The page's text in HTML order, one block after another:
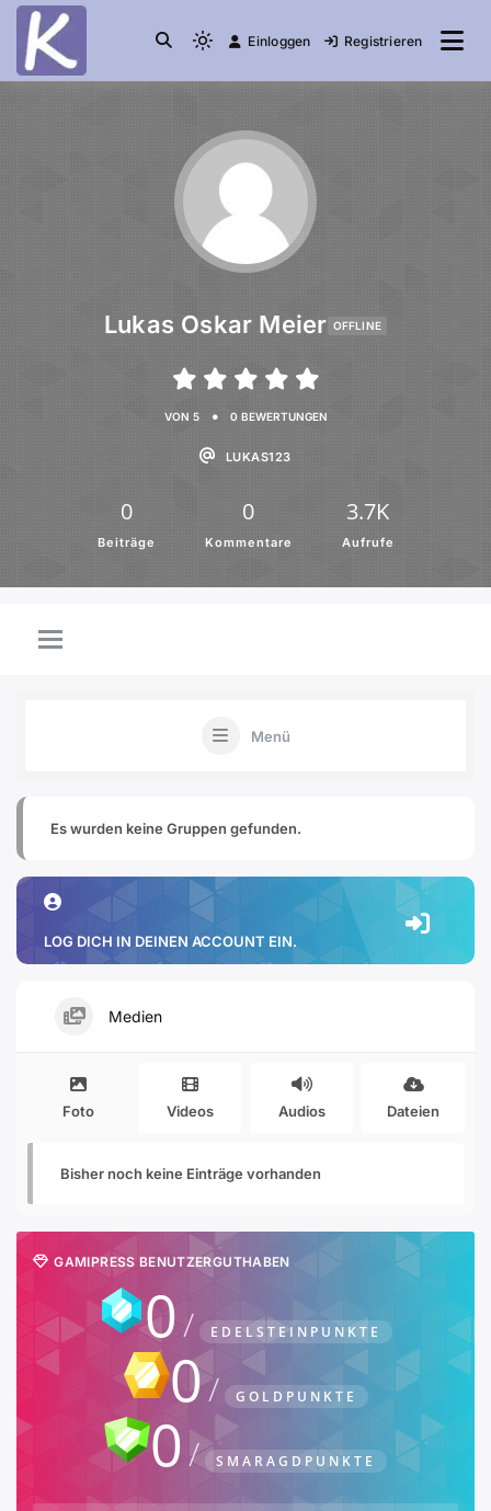
die Community Einloggen Registrieren
Lukas Oskar Meier OFFLINE
VON 5 • 0 BEWERTUNGEN
LUKAS123
0
Beiträge
0
Kommentare
3.7K
Aufrufe
Menü
Es wurden keine Gruppen gefunden.
LOG DICH IN DEINEN ACCOUNT EIN.
Medien
Foto Videos Audios Dateien
Bisher noch keine Einträge vorhanden
GAMIPRESS BENUTZERGUTHABEN
0 EDELSTEINPUNKTE
0 GOLDPUNKTE
0 SMARAGDPUNKTE